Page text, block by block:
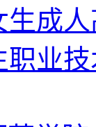
生成
职业